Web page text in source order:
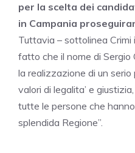
per la scelta dei
in Campania
Tuttavia – sottolinea Crimi
fatto che il nome di
la realizzazione di un
valori di legalita’ e
tutte le persone che
splendida Regione”.